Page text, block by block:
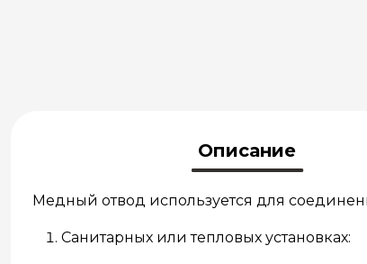
Описание
Медный отвод используется для
Cанитарных или тепловых установках: